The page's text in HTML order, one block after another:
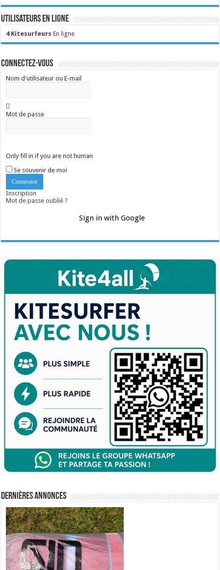
Utilisateurs en ligne
4 Kitesurfeurs En ligne
Connectez-vous
Nom d'utilisateur ou E-mail
Mot de passe
Only fill in if you are not human
Se souvenir de moi
Inscription
Mot de passe oublié ?
Sign in with Google
Dernières annonces